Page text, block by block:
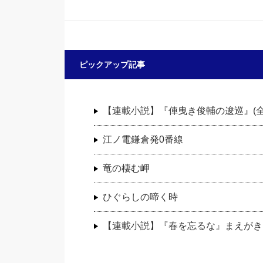
ピックアップ記事
【連載小説】『俥曳き俊輔の逡巡』(
江ノ電鎌倉発0番線
竜の棲む岬
ひぐらしの啼く時
【連載小説】『春を忘るな』まえがき